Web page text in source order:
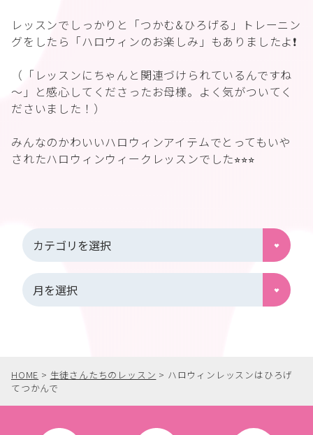
レッスンでしっかりと「つかむ&ひろげる」トレーニン
グをしたら「ハロウィンのお楽しみ」もありましたよ❗️
（「レッスンにちゃんと関連づけられているんですね
～」と感心してくださったお母様。よく気がついてく
ださいました！）
みんなのかわいいハロウィンアイテムでとってもいや
されたハロウィンウィークレッスンでした⭐︎⭐︎⭐︎
HOME > 生徒さんたちのレッスン > ハロウィンレッスンはひろげ
てつかんで